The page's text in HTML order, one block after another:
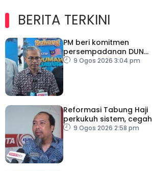
BERITA TERKINI
PM beri komitmen
persempadanan DUN
Sarawak, minta laporan
9 Ogos 2026 3:04 pm
Reformasi Tabung Haji
perkukuh sistem, cegah
kesilapan berulang
9 Ogos 2026 2:58 pm